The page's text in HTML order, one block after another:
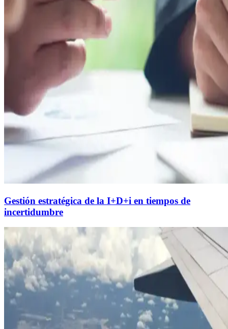
Gestión estratégica de la I+D+i en tiempos de
incertidumbre